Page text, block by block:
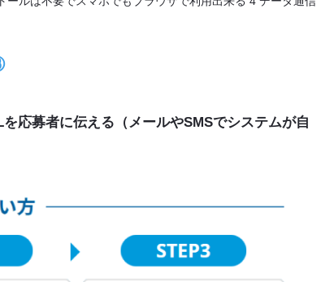
応募者に伝える（メールやSMSでシステムが自